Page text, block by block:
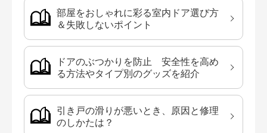
部屋をおしゃれに彩る室内ドア選び方
＆失敗しないポイント
ドアのぶつかりを防止 安全性を高め
る方法やタイプ別のグッズを紹介
引き戸の滑りが悪いとき、原因と修理
のしかたは？